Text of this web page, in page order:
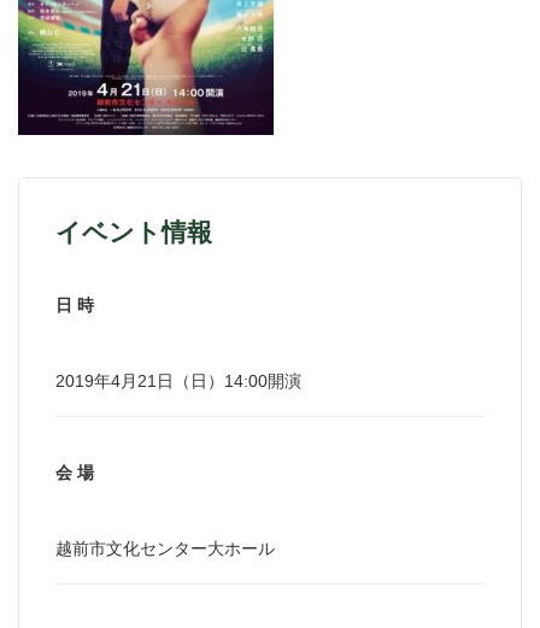
イベント情報
日 時
2019年4月21日（日）14:00開演
会 場
越前市文化センター大ホール